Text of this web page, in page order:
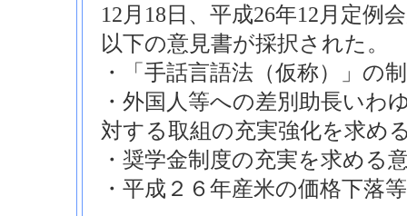
12月18日、平成26年12月定例
以下の意見書が採択された。
・「手話言語法（仮称）」の
・外国人等への差別助長いわ
対する取組の充実強化を求め
・奨学金制度の充実を求める
・平成２６年産米の価格下落